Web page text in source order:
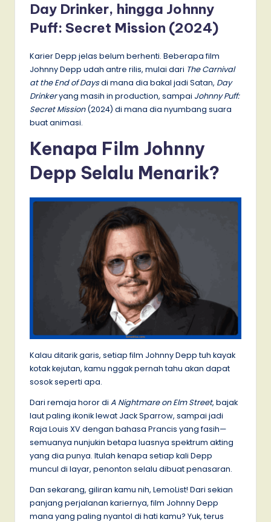
Day Drinker, hingga Johnny
Puff: Secret Mission (2024)
Karier Depp jelas belum berhenti. Beberapa film
Johnny Depp udah antre rilis, mulai dari The Carnival
at the End of Daysdi mana dia bakal jadi Satan, Day
Drinkeryang masih in production, sampai Johnny Puff:
Secret Mission(2024) di mana dia nyumbang suara
buat animasi.
Kenapa Film Johnny
Depp Selalu Menarik?
Kalau ditarik garis, setiap film Johnny Depp tuh kayak
kotak kejutan, kamu nggak pernah tahu akan dapat
sosok seperti apa.
Dari remaja horor di A Nightmare on Elm Street, bajak
laut paling ikonik lewat Jack Sparrow, sampai jadi
Raja Louis XV dengan bahasa Prancis yang fasih—
semuanya nunjukin betapa luasnya spektrum akting
yang dia punya. Itulah kenapa setiap kali Depp
muncul di layar, penonton selalu dibuat penasaran.
Dan sekarang, giliran kamu nih, LemoList! Dari sekian
panjang perjalanan kariernya, film Johnny Depp
mana yang paling nyantol di hati kamu? Yuk, terus